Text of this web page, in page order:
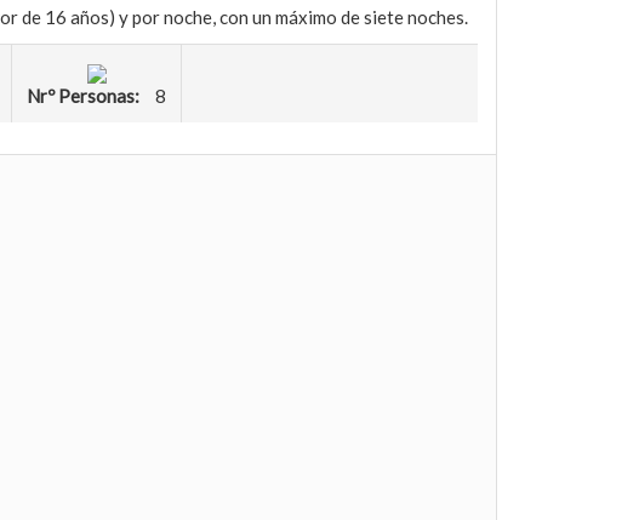
16 años) y por noche, con un máximo de siete noches.
Nrº Personas: 8